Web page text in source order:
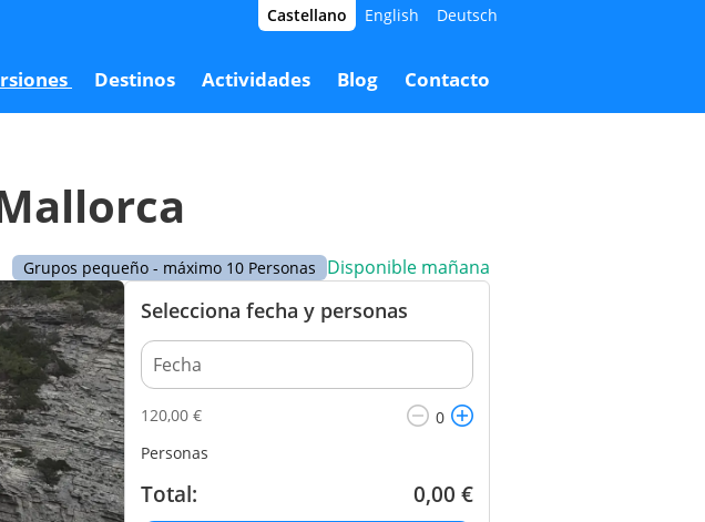
Destinos Actividades Blog Contacto
Castellano English Deutsch
120,00 € 120,00 € Reservar
Grupos pequeño - máximo 10 Personas Disponible mañana
Selecciona fecha y personas
120,00 €
Personas
Total: 0,00 €